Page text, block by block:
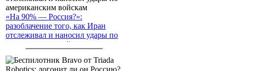
«На 90% — Россия?»:
разоблачение того, как Иран
отслеживал и наносил удары по
американским войскам